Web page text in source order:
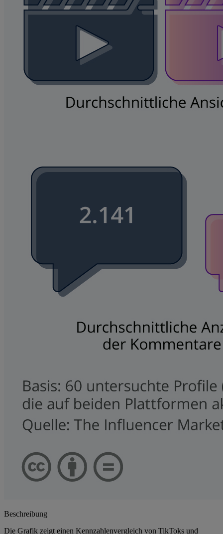
Beschreibung
Die Grafik zeigt einen Kennzahlenvergleich von TikToks und